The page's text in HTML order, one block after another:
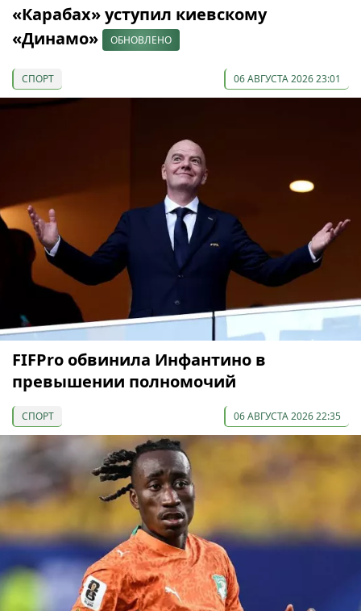
«Карабах» уступил киевскому
«Динамо»
ОБНОВЛЕНО
СПОРТ 06 АВГУСТА 2026 23:01
FIFPro обвинила Инфантино в
превышении полномочий
СПОРТ 06 АВГУСТА 2026 22:35